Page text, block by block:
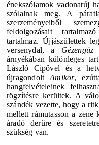
énekszólamok vadonatúj
szólalnak meg. A
szerzeményeiből
feldolgozásait
tartalmaz. Újjászülettek
versenydal, a
árnyékában különleges
László Cipővel és a
újragondoltAmikor,
hangfelvételeinek
rögzítésre kerültek. A
szándék vezette, hogy a
mellett rámutasson a
áradó derűre és
szükség van.